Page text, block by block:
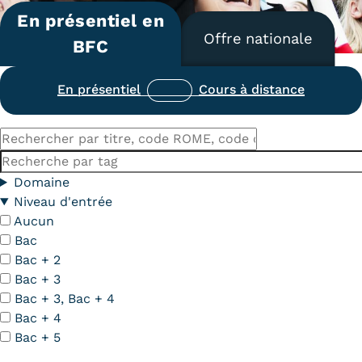
Carte lieux et centres Cnam en
BFC
Nos centres administratifs
Quoi de neuf au Cnam BFC?
Actualités
Contact
En présentiel en
BFC
Offre nationale
En présentiel Cours à distance
Rechercher
par
titre,
code
ROME,
code
du
diplôme
Mots-
clésDomaine
Niveau d'entrée
Aucun
Bac
Bac + 2
Bac + 3
Bac + 3, Bac + 4
Bac + 4
Bac + 5